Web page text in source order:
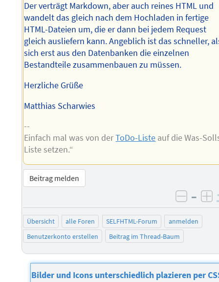
Der verträgt Markdown, aber auch reines HTML und
wandelt das gleich nach dem Hochladen in fertige
HTML-Dateien um, die er dann bei jedem Request
gleich ausliefern kann. Angeblich ist das schneller,
sich erst aus den Datenbanken die einzelnen
Bestandteile zusammenbauen zu müssen.
Herzliche Grüße
Matthias Scharwies
--
Einfach mal was von derToDo-Liste auf die Was-
Liste setzen.“
Beitrag melden
–
Übersicht alle Foren SELFHTML-Forum
anmelden
Benutzerkonto erstellen
Beitrag im Thread-Baum
Bilder und Icons unterschiedlich plazieren per